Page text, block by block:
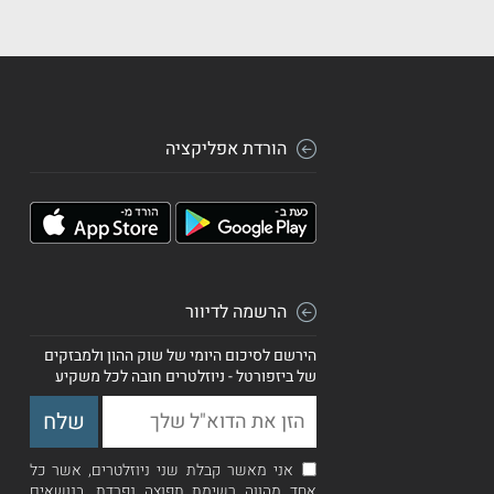
הורדת אפליקציה
הרשמה לדיוור
הירשם לסיכום היומי של שוק ההון ולמבזקים
של ביזפורטל - ניוזלטרים חובה לכל משקיע
אני מאשר קבלת שני ניוזלטרים, אשר כל